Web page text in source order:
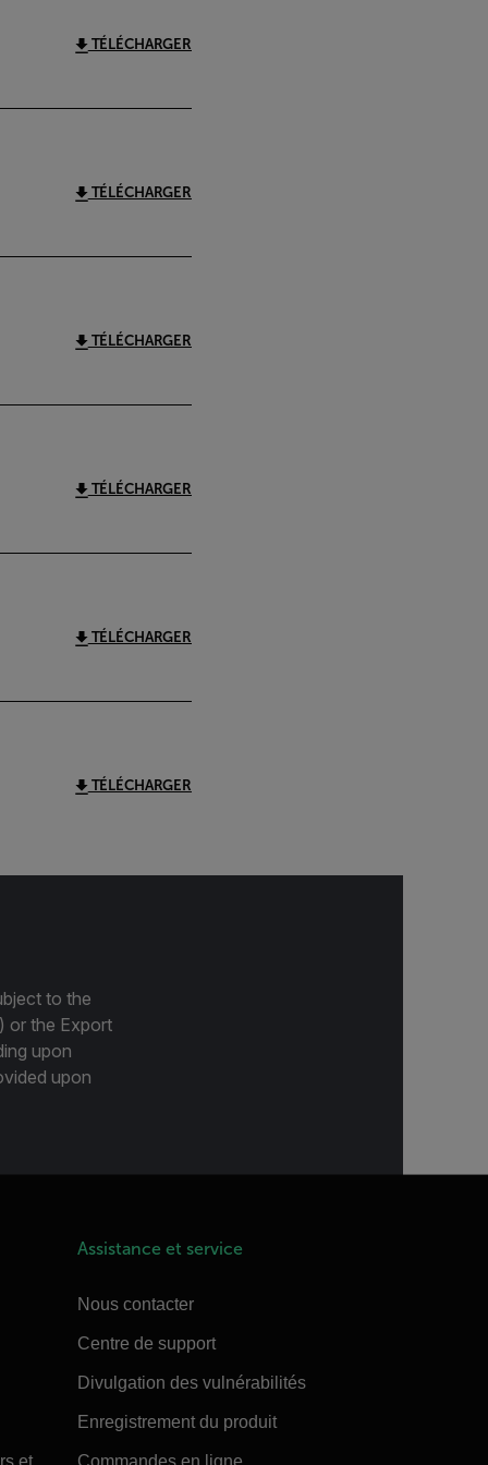
TÉLÉCHARGER
TÉLÉCHARGER
TÉLÉCHARGER
TÉLÉCHARGER
TÉLÉCHARGER
TÉLÉCHARGER
to the
or the Export
upon
upon
et
Assistance et service
Nous contacter
Centre de support
Divulgation des vulnérabilités
Enregistrement du produit
Commandes en ligne